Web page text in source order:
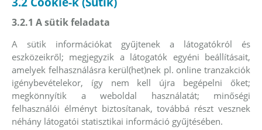
3.2.1 A sütik feladata
A sütik információkat gyűjtenek a látogatókról és
eszközeikről; megjegyzik a látogatók egyéni beállításait,
amelyek felhasználásra kerül(het)nek pl. online tranzakciók
igénybevételekor, így nem kell újra begépelni őket;
megkönnyítik a weboldal használatát; minőségi
felhasználói élményt biztosítanak, továbbá részt vesznek
néhány látogatói statisztikai információ gyűjtésében.